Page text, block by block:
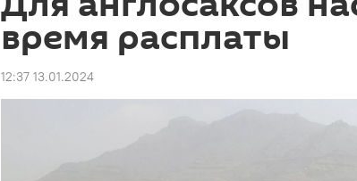
время расплаты
12:37 13.01.2024